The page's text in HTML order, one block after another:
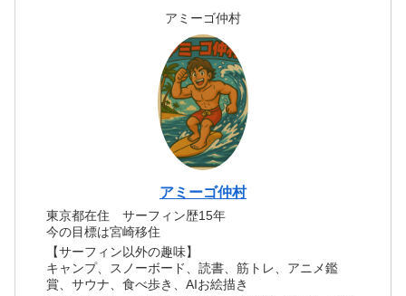
アミーゴ仲村
アミーゴ仲村
東京都在住 サーフィン歴15年
今の目標は宮崎移住
【サーフィン以外の趣味】
キャンプ、スノーボード、読書、筋トレ、アニメ鑑
賞、サウナ、食べ歩き、AIお絵描き